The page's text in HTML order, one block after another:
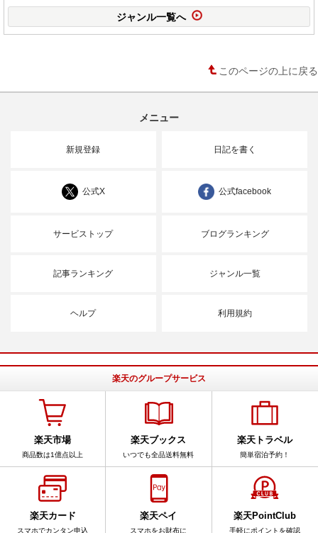
ジャンル一覧へ
このページの上に戻る
メニュー
新規登録 日記を書く
公式X 公式facebook
サービストップ ブログランキング
記事ランキング ジャンル一覧
ヘルプ 利用規約
楽天のグループサービス
楽天市場
商品数は1億点以上
楽天ブックス
いつでも全品送料無料
楽天トラベル
簡単宿泊予約！
楽天カード
スマホでカンタン申込
楽天ペイ
スマホをお財布に
楽天PointClub
手軽にポイントを確認